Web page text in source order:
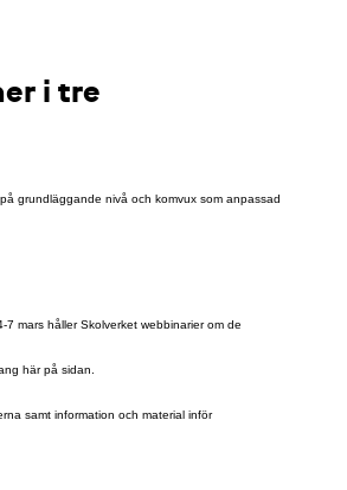
i tre
grundläggande nivå och komvux som anpassad
mars håller Skolverket webbinarier om de
här på sidan.
samt information och material inför